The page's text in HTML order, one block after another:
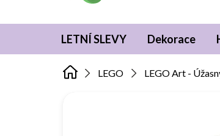
LETNÍ SLEVY Dekorace
LEGO LEGO Art -